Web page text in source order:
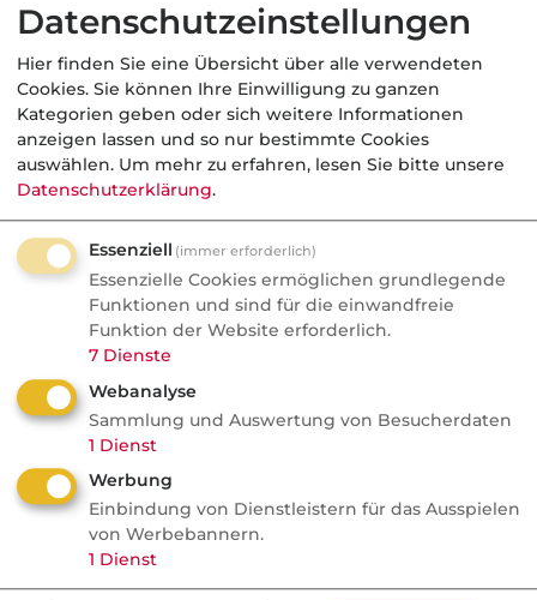
AktuelleNachrichten
10.08.2026
fundresearch
Wenn der Hebel
zurückschlägt: Was
Anlageberater aus dem
Seoul-Crash lernen können
alternative Investments
dvb
Wenn Makler schweigen,
entscheiden andere
Datenschutzeinstellungen
Hier finden Sie eine Übersicht über alle verwendeten
Cookies. Sie können Ihre Einwilligung zu ganzen
Kategorien geben oder sich weitere Informationen
anzeigen lassen und so nur bestimmte Cookies
auswählen. Um mehr zu erfahren, lesen Sie bitte unsere
Datenschutzerklärung.
Essenziell (immer erforderlich)
Essenzielle Cookies ermöglichen grundlegende
Funktionen und sind für die einwandfreie
Funktion der Website erforderlich.
7 Dienste
Webanalyse
Sammlung und Auswertung von Besucherdaten
1 Dienst
Werbung
Einbindung von Dienstleistern für das Ausspielen
von Werbebannern.
1 Dienst